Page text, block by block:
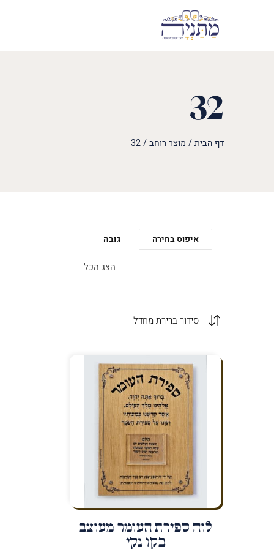
32
דף הבית/ מוצר רוחב/
32
איפוס בחירה גובה
הצג הכל
לוח ספירת העומר מעוצב
בקו נקי